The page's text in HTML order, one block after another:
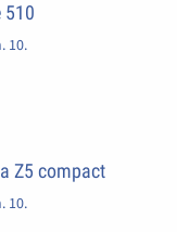
510
10.
Z5 compact
10.